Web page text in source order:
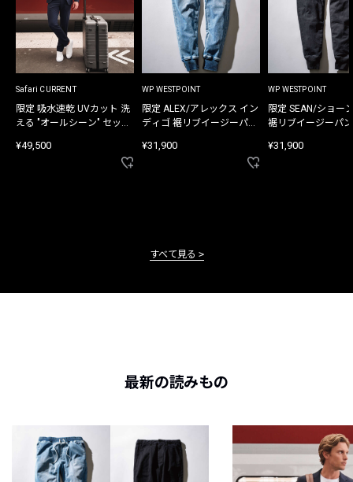
Safari CURRENT
限定 吸水速乾 UVカット 洗
える "オールシーン" セット
¥49,500
WP WESTPOINT
限定 ALEX/アレックス イン
ディゴ 裾リブイージーパン
¥31,900
WP WESTPOINT
限定 SEAN/ショー
裾リブイージーパ
¥31,900
すべて見る
最新の読みもの